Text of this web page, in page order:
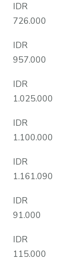
IDR
726.000
IDR
957.000
IDR
1.025.000
IDR
1.100.000
IDR
1.161.090
IDR
91.000
IDR
115.000